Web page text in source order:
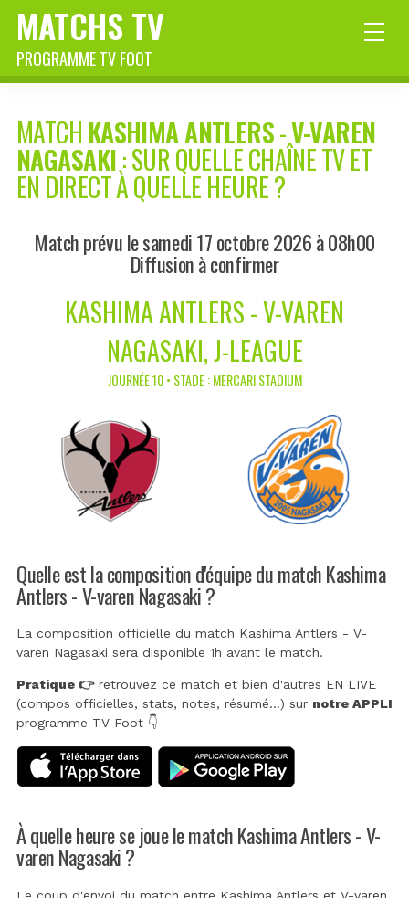
MATCHS TV
PROGRAMME TV FOOT
MATCH KASHIMA ANTLERS-V-VAREN
NAGASAKI: SUR QUELLE CHAÎNE TV ET
EN DIRECT À QUELLE HEURE ?
Match prévu le samedi 17 octobre 2026 à 08h00
Diffusion à confirmer
KASHIMA ANTLERS - V-VAREN
NAGASAKI, J-LEAGUE
JOURNÉE 10 • STADE : MERCARI STADIUM
Quelle est la composition d'équipe du match Kashima
Antlers - V-varen Nagasaki ?
La composition officielle du match Kashima Antlers - V-
varen Nagasaki sera disponible 1h avant le match.
Pratique 👉retrouvez ce match et bien d'autres EN LIVE
(compos officielles, stats, notes, résumé...) sur notre APPLI
programme TV Foot 👇
À quelle heure se joue le match Kashima Antlers - V-
varen Nagasaki ?
Le coup d'envoi du match entre Kashima Antlers et V-varen